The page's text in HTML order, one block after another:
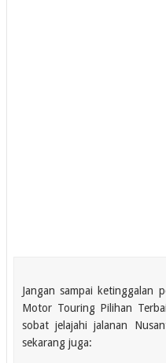
Jangan sampai ketinggalan
Motor Touring Pilihan
sobat jelajahi jalanan
sekarang juga: